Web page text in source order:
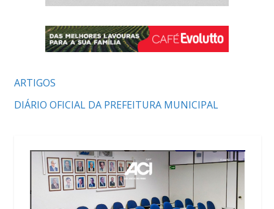
ARTIGOS
DIÁRIO OFICIAL DA PREFEITURA MUNICIPAL